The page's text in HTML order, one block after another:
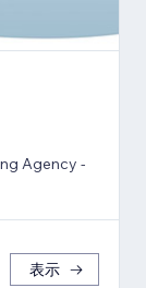
Agency -
表示